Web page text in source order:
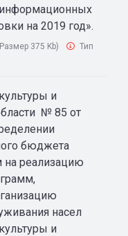
на 2019 год».
375 Kb)
Тип
и
№ 85 от
бюджета
реализацию
насел
и